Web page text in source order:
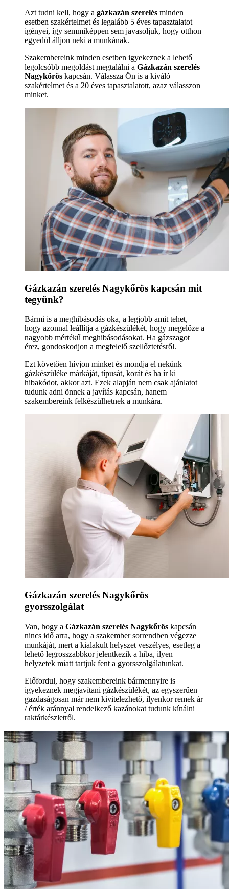
Azt tudni kell, hogy a gázkazán szerelés minden
esetben szakértelmet és legalább 5 éves tapasztalatot
igényei, így semmiképpen sem javasoljuk, hogy otthon
egyedül álljon neki a munkának.
Szakembereink minden esetben igyekeznek a lehető
legolcsóbb megoldást megtalálni a Gázkazán szerelés
Nagykőrös kapcsán. Válassza Ön is a kiváló
szakértelmet és a 20 éves tapasztalatott, azaz válasszon
minket.
Gázkazán szerelés Nagykőrös kapcsán mit
tegyünk?
Bármi is a meghibásodás oka, a legjobb amit tehet,
hogy azonnal leállítja a gázkészülékét, hogy megelőze a
nagyobb mértékű meghibásodásokat. Ha gázszagot
érez, gondoskodjon a megfelelő szellőztetésről.
Ezt követően hívjon minket és mondja el nekünk
gázkészüléke márkáját, típusát, korát és ha ír ki
hibakódot, akkor azt. Ezek alapján nem csak ajánlatot
tudunk adni önnek a javítás kapcsán, hanem
szakembereink felkészülhetnek a munkára.
Gázkazán szerelés Nagykőrös
gyorsszolgálat
Van, hogy a Gázkazán szerelés Nagykőrös kapcsán
nincs idő arra, hogy a szakember sorrendben végezze
munkáját, mert a kialakult helyszet veszélyes, esetleg a
lehető legrosszabbkor jelentkezik a hiba, ilyen
helyzetek miatt tartjuk fent a gyorsszolgálatunkat.
Előfordul, hogy szakembereink bármennyire is
igyekeznek megjavítani gázkészülékét, az egyszerűen
gazdaságosan már nem kivitelezhető, ilyenkor remek ár
/ érték aránnyal rendelkező kazánokat tudunk kínálni
raktárkészletről.